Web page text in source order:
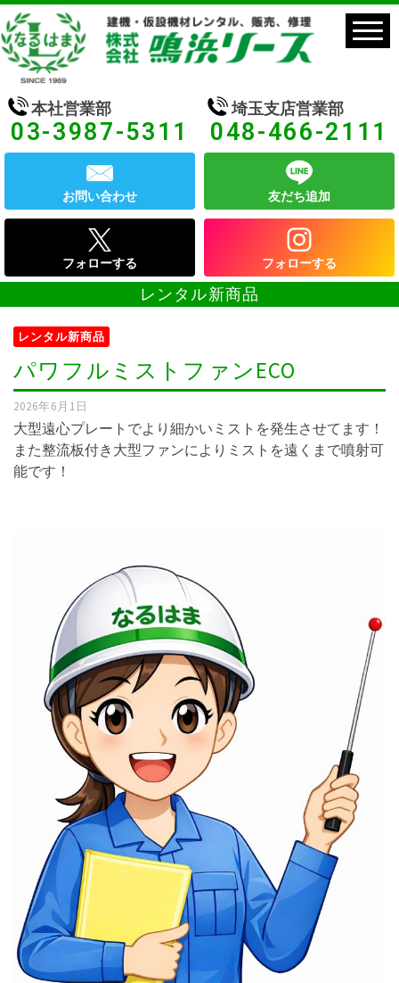
本社営業部
03-3987-5311
埼玉支店営業部
048-466-2111
お問い合わせ 友だち追加
フォローする フォローする
レンタル新商品
レンタル新商品
パワフルミストファンECO
2026年6月1日
大型遠心プレートでより細かいミストを発生させてます！
また整流板付き大型ファンによりミストを遠くまで噴射可
能です！